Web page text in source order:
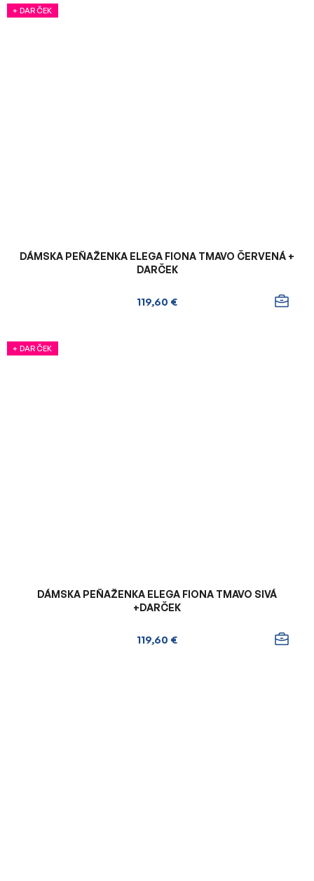
+ DARČEK
DÁMSKA PEŇAŽENKA ELEGA FIONA TMAVO ČERVENÁ +
DARČEK
119,60 €
+ DARČEK
DÁMSKA PEŇAŽENKA ELEGA FIONA TMAVO SIVÁ
+DARČEK
119,60 €